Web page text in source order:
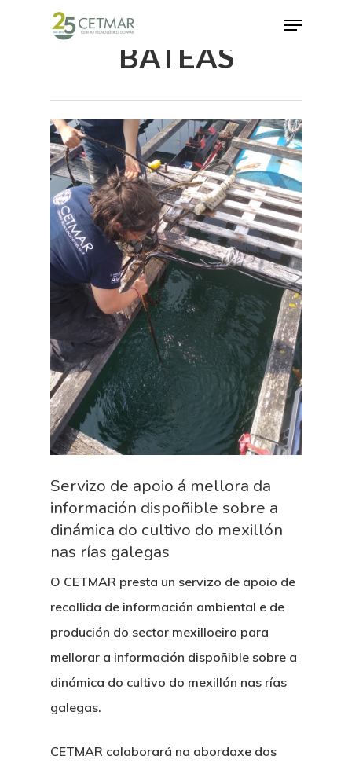
Hit enter to search or ESC to close
BATEAS
Servizo de apoio á mellora da
información dispoñible sobre a
dinámica do cultivo do mexillón
nas rías galegas
O CETMAR presta un servizo de apoio de
recollida de información ambiental e de
produción do sector mexilloeiro para
mellorar a información dispoñible sobre a
dinámica do cultivo do mexillón nas rías
galegas.
CETMAR colaborará na abordaxe dos